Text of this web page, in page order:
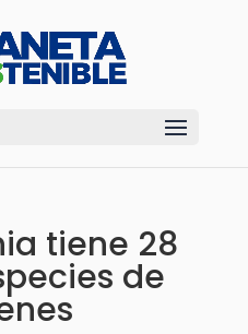
tiene 28
de